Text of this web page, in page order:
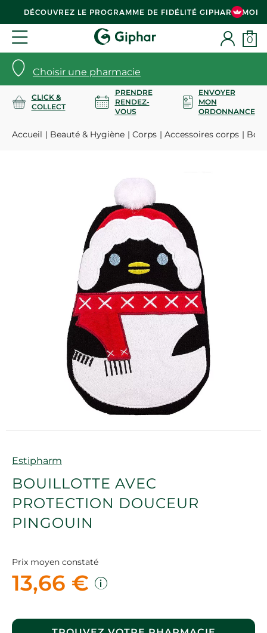
DÉCOUVREZ LE PROGRAMME DE FIDÉLITÉ GIPHAR & MOI
Choisir une pharmacie
0
CLICK &
COLLECT
PRENDRE
RENDEZ-
VOUS
ENVOYER
MON
ORDONNANCE
Accueil Beauté & Hygiène Corps Accessoires corps
Marque
Estipharm
BOUILLOTTE AVEC
PROTECTION DOUCEUR
PINGOUIN
Prix moyen constaté
13,66 €